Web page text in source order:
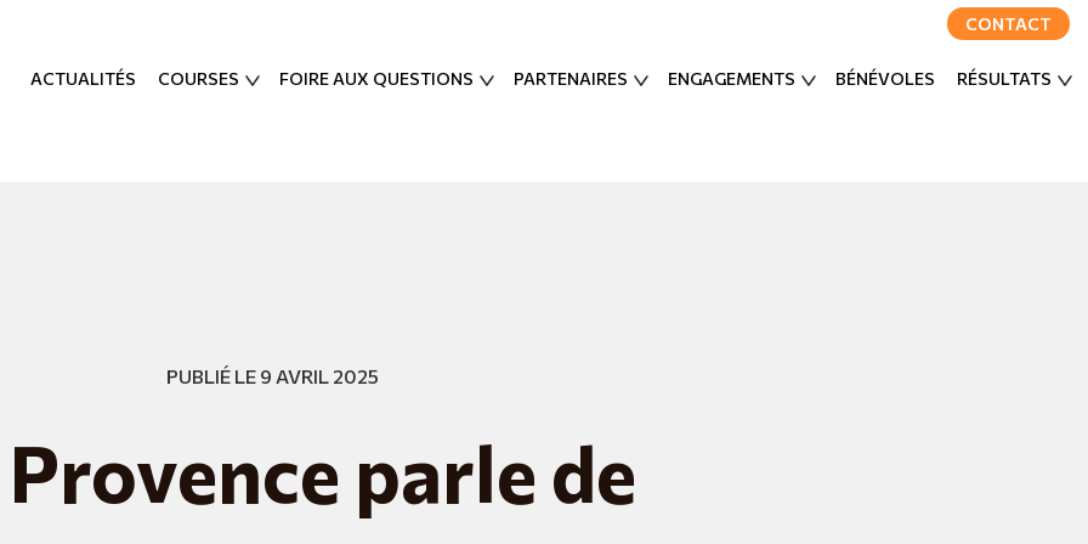
ACTUALITÉS COURSES FOIRE AUX QUESTIONS PARTENAIRES ENGAGEMENTS BÉNÉVOLES RÉSULTATS
CONTACT
PUBLIÉ LE 9 AVRIL 2025
parle de